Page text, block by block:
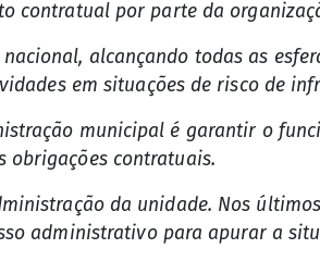
contratual por parte da
alcançando todas as
em situações de risco de
municipal é garantir o
obrigações contratuais.
da unidade. Nos
administrativo para apurar a